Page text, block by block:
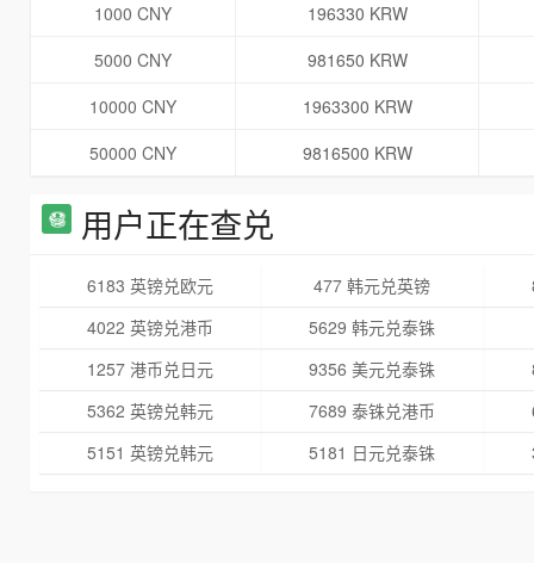
1000 CNY
196330 KRW
5000 CNY
981650 KRW
10000 CNY
1963300 KRW
50000 CNY
9816500 KRW
用户正在查兑
6183 英镑兑欧元 477 韩元兑英镑
4022 英镑兑港币
5629 韩元兑泰铢
1257 港币兑日元
9356 美元兑泰铢
5362 英镑兑韩元
7689 泰铢兑港币
5151 英镑兑韩元
5181 日元兑泰铢